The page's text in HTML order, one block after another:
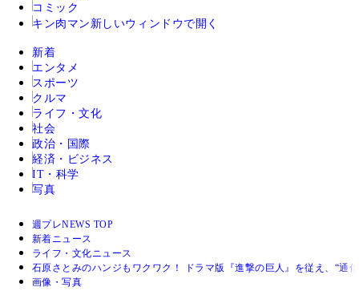
コミック
キン肉マン 新しいウィンドウで開く
新着
エンタメ
スポーツ
クルマ
ライフ・文化
社会
政治・国際
経済・ビジネス
IT・科学
写真
週プレNEWS TOP
新着ニュース
ライフ・文化ニュース
石原さとみのハンジもワクワク！ ドラマ版『進撃の巨人』を従え、“通
画像・写真